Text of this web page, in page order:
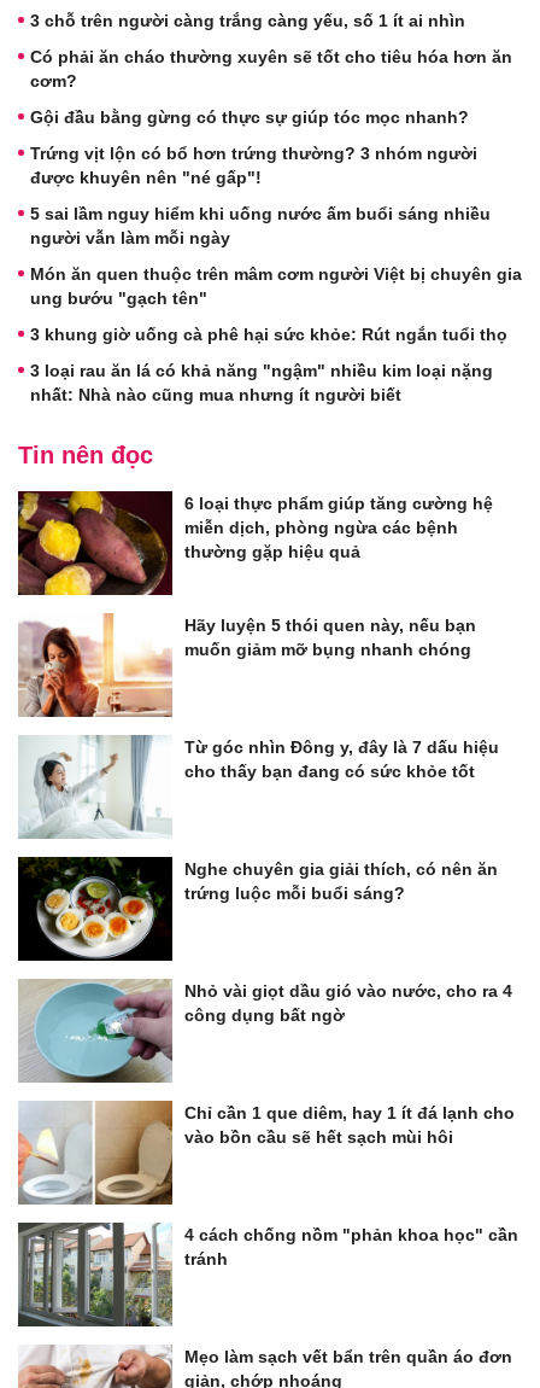
3 chỗ trên người càng trắng càng yếu, số 1 ít ai nhìn
Có phải ăn cháo thường xuyên sẽ tốt cho tiêu hóa hơn ăn
cơm?
Gội đầu bằng gừng có thực sự giúp tóc mọc nhanh?
Trứng vịt lộn có bổ hơn trứng thường? 3 nhóm người
được khuyên nên "né gấp"!
5 sai lầm nguy hiểm khi uống nước ấm buổi sáng nhiều
người vẫn làm mỗi ngày
Món ăn quen thuộc trên mâm cơm người Việt bị chuyên gia
ung bướu "gạch tên"
3 khung giờ uống cà phê hại sức khỏe: Rút ngắn tuổi thọ
3 loại rau ăn lá có khả năng "ngậm" nhiều kim loại nặng
nhất: Nhà nào cũng mua nhưng ít người biết
Tin nên đọc
6 loại thực phẩm giúp tăng cường hệ
miễn dịch, phòng ngừa các bệnh
thường gặp hiệu quả
Hãy luyện 5 thói quen này, nếu bạn
muốn giảm mỡ bụng nhanh chóng
Từ góc nhìn Đông y, đây là 7 dấu hiệu
cho thấy bạn đang có sức khỏe tốt
Nghe chuyên gia giải thích, có nên ăn
trứng luộc mỗi buổi sáng?
Nhỏ vài giọt dầu gió vào nước, cho ra 4
công dụng bất ngờ
Chỉ cần 1 que diêm, hay 1 ít đá lạnh cho
vào bồn cầu sẽ hết sạch mùi hôi
4 cách chống nồm "phản khoa học" cần
tránh
Mẹo làm sạch vết bẩn trên quần áo đơn
giản, chớp nhoáng